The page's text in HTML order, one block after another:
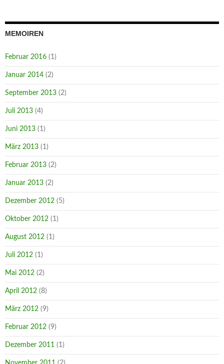
MEMOIREN
Februar 2016 (1)
Januar 2014 (2)
September 2013 (2)
Juli 2013 (4)
Juni 2013 (1)
März 2013 (1)
Februar 2013 (2)
Januar 2013 (2)
Dezember 2012 (5)
Oktober 2012 (1)
August 2012 (1)
Juli 2012 (1)
Mai 2012 (2)
April 2012 (8)
März 2012 (9)
Februar 2012 (9)
Dezember 2011 (1)